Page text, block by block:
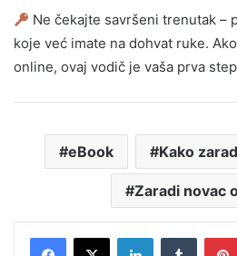
Ne čekajte savršeni trenutak –
koje već imate na dohvat ruke.
online, ovaj vodič je vaša prva
eBook Kako
Zaradi novac
LinkedInTumblr